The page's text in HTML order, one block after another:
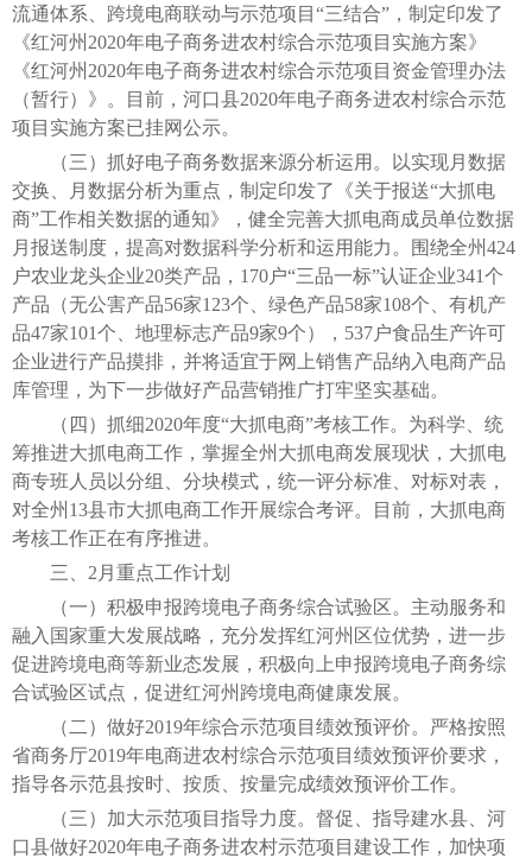
流通体系、跨境电商联动与示范项目“三结合”，制定印发了
《红河州2020年电子商务进农村综合示范项目实施方案》
《红河州2020年电子商务进农村综合示范项目资金管理办法
（暂行）》。目前，河口县2020年电子商务进农村综合示范
项目实施方案已挂网公示。
（三）抓好电子商务数据来源分析运用。以实现月数据
交换、月数据分析为重点，制定印发了《关于报送“大抓电
商”工作相关数据的通知》，健全完善大抓电商成员单位数据
月报送制度，提高对数据科学分析和运用能力。围绕全州424
户农业龙头企业20类产品，170户“三品一标”认证企业341个
产品（无公害产品56家123个、绿色产品58家108个、有机产
品47家101个、地理标志产品9家9个），537户食品生产许可
企业进行产品摸排，并将适宜于网上销售产品纳入电商产品
库管理，为下一步做好产品营销推广打牢坚实基础。
（四）抓细2020年度“大抓电商”考核工作。为科学、统
筹推进大抓电商工作，掌握全州大抓电商发展现状，大抓电
商专班人员以分组、分块模式，统一评分标准、对标对表，
对全州13县市大抓电商工作开展综合考评。目前，大抓电商
考核工作正在有序推进。
三、2月重点工作计划
（一）积极申报跨境电子商务综合试验区。主动服务和
融入国家重大发展战略，充分发挥红河州区位优势，进一步
促进跨境电商等新业态发展，积极向上申报跨境电子商务综
合试验区试点，促进红河州跨境电商健康发展。
（二）做好2019年综合示范项目绩效预评价。严格按照
省商务厅2019年电商进农村综合示范项目绩效预评价要求，
指导各示范县按时、按质、按量完成绩效预评价工作。
（三）加大示范项目指导力度。督促、指导建水县、河
口县做好2020年电子商务进农村示范项目建设工作，加快项